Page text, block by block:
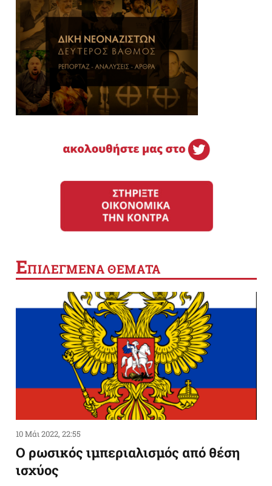
ΕΠΙΛΕΓΜΕΝΑ ΘΕΜΑΤΑ
10 Μάι 2022, 22:55
Ο ρωσικός ιμπεριαλισμός από θέση
ισχύος